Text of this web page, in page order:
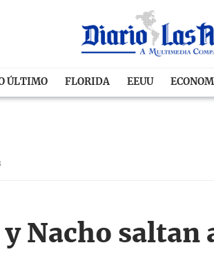
ÚLTIMO FLORIDA EEUU
Nacho saltan